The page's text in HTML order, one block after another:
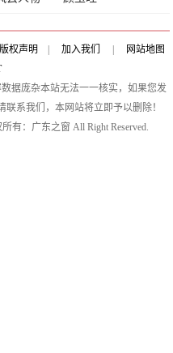
版权声明 加入我们
网站地图
据庞杂本站无法一一核实，如果您发
系我们，本网站将立即予以删除！
有：广东之窗 All Right Reserved.